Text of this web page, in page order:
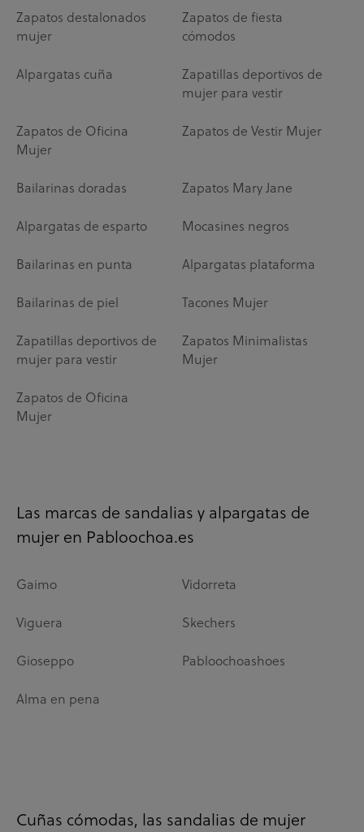
Zapatos destalonados
mujer
Zapatos de fiesta
cómodos
Alpargatas cuña
Zapatillas deportivos de
mujer para vestir
Zapatos de Oficina
Mujer
Zapatos de Vestir Mujer
Bailarinas doradas Zapatos Mary Jane
Alpargatas de esparto Mocasines negros
Bailarinas en punta Alpargatas plataforma
Bailarinas de piel Tacones Mujer
Zapatillas deportivos de
mujer para vestir
Zapatos Minimalistas
Mujer
Zapatos de Oficina
Mujer
Las marcas de sandalias y alpargatas de
mujer en Pabloochoa.es
Gaimo Vidorreta
Viguera Skechers
Gioseppo Pabloochoashoes
Alma en pena
Cuñas cómodas, las sandalias de mujer